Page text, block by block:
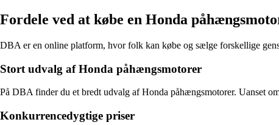
Fordele ved at købe en Honda
DBA er en online platform, hvor folk kan købe og sælge forskellige
Stort udvalg af Honda påhængsmotorer
På DBA finder du et bredt udvalg af Honda påhængsmotorer. Uanset
Konkurrencedygtige priser